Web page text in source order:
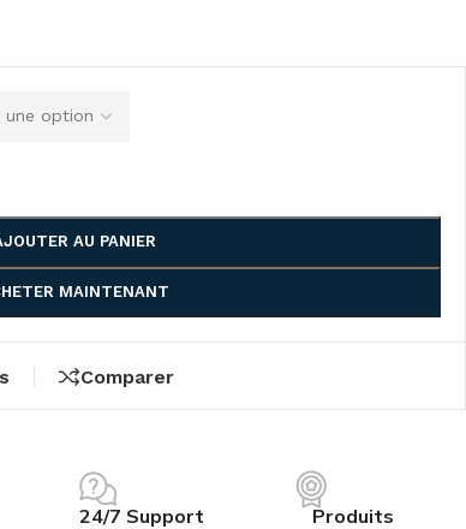
AU PANIER
MAINTENANT
Comparer
24/7 Support Produits